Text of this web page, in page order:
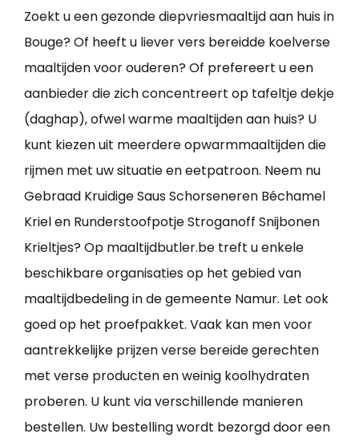
Zoekt u een gezonde diepvriesmaaltijd aan huis in
Bouge? Of heeft u liever vers bereidde koelverse
maaltijden voor ouderen? Of prefereert u een
aanbieder die zich concentreert op tafeltje dekje
(daghap), ofwel warme maaltijden aan huis? U
kunt kiezen uit meerdere opwarmmaaltijden die
rijmen met uw situatie en eetpatroon. Neem nu
Gebraad Kruidige Saus Schorseneren Béchamel
Kriel en Runderstoofpotje Stroganoff Snijbonen
Krieltjes? Op maaltijdbutler.be treft u enkele
beschikbare organisaties op het gebied van
maaltijdbedeling in de gemeente Namur. Let ook
goed op het proefpakket. Vaak kan men voor
aantrekkelijke prijzen verse bereide gerechten
met verse producten en weinig koolhydraten
proberen. U kunt via verschillende manieren
bestellen. Uw bestelling wordt bezorgd door een